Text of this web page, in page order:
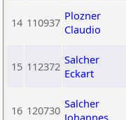
14 110937 Plozner
Claudio
15 112372 Salcher
Eckart
16 120730 Salcher
Johannes